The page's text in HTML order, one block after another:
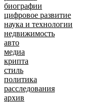
биографии
цифровое развитие
наука и технологии
недвижимость
авто
медиа
крипта
стиль
политика
расследования
архив